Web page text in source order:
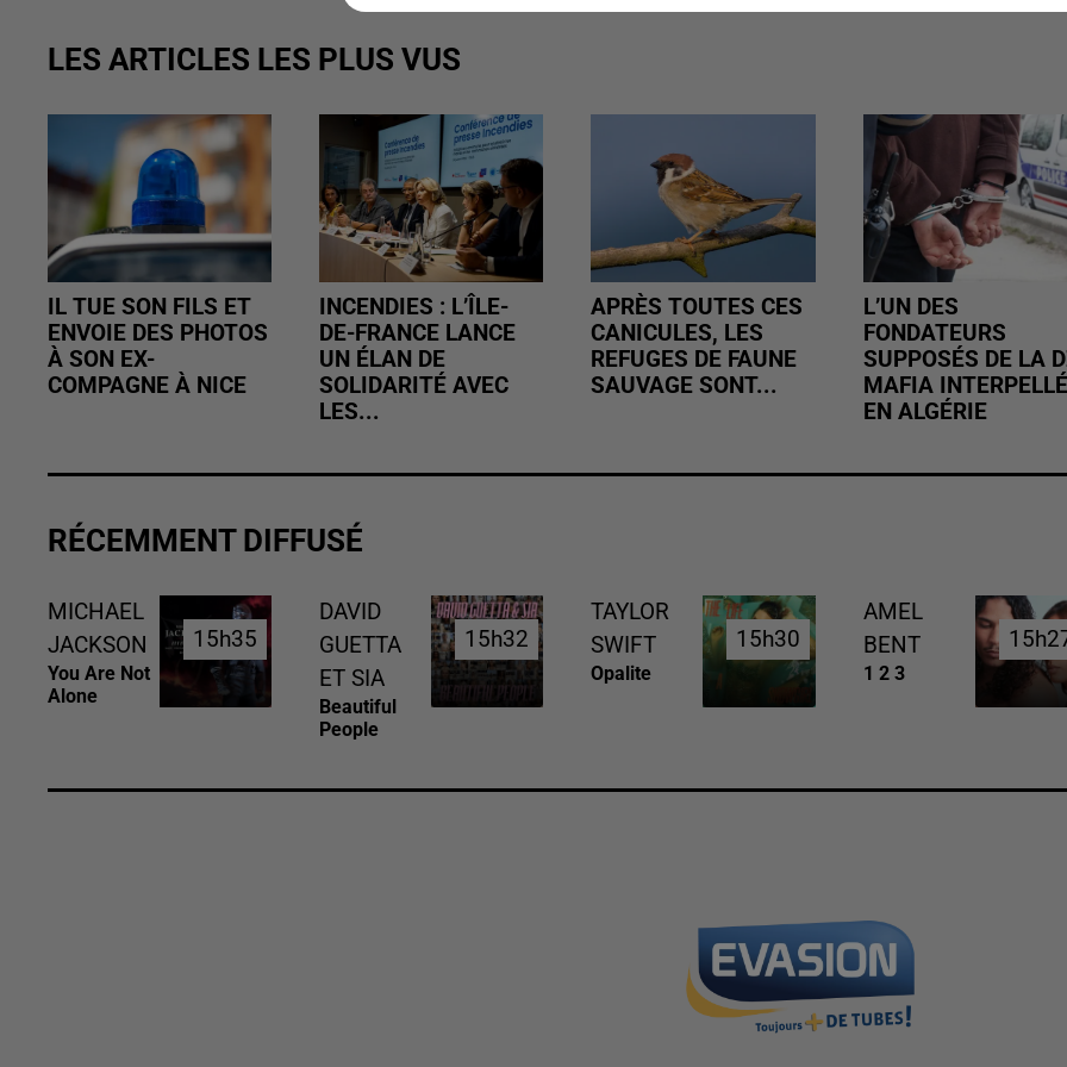
LES ARTICLES LES PLUS VUS
IL TUE SON FILS ET
ENVOIE DES PHOTOS
À SON EX-
COMPAGNE À NICE
INCENDIES : L’ÎLE-
DE-FRANCE LANCE
UN ÉLAN DE
SOLIDARITÉ AVEC
LES...
APRÈS TOUTES CES
CANICULES, LES
REFUGES DE FAUNE
SAUVAGE SONT...
L’UN DES
FONDATEURS
SUPPOSÉS DE LA
MAFIA INTERPELLÉ
EN ALGÉRIE
RÉCEMMENT DIFFUSÉ
MICHAEL
JACKSON
You Are Not
Alone
15h35
15h35
DAVID
GUETTA
ET SIA
Beautiful
People
15h32
15h32
TAYLOR
SWIFT
Opalite
15h30
15h30
AMEL
BENT
1 2 3